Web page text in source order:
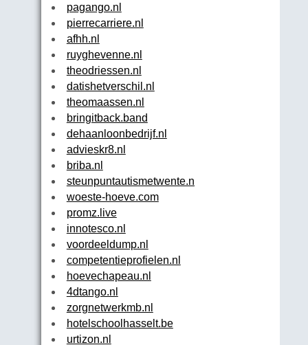
pagango.nl
pierrecarriere.nl
afhh.nl
ruyghevenne.nl
theodriessen.nl
datishetverschil.nl
theomaassen.nl
bringitback.band
dehaanloonbedrijf.nl
advieskr8.nl
briba.nl
steunpuntautismetwente.nl
woeste-hoeve.com
promz.live
innotesco.nl
voordeeldump.nl
competentieprofielen.nl
hoevechapeau.nl
4dtango.nl
zorgnetwerkmb.nl
hotelschoolhasselt.be
urtizon.nl